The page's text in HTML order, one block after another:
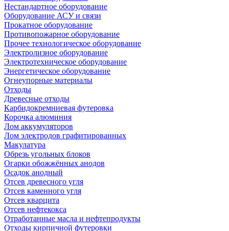
Нестандартное оборудование
Оборудование АСУ и связи
Прокатное оборудование
Противопожарное оборудование
Прочее технологическое оборудование
Электролизное оборудование
Электротехническое оборудование
Энергетическое оборудование
Огнеупорные материалы
Отходы
Древесные отходы
Карбидокремниевая футеровка
Корочка алюминия
Лом аккумуляторов
Лом электродов графитированных
Макулатура
Обрезь угольных блоков
Огарки обожжённых анодов
Осадок анодный
Отсев древесного угля
Отсев каменного угля
Отсев кварцита
Отсев нефтекокса
Отработанные масла и нефтепродукты
Отходы кирпичной футеровки